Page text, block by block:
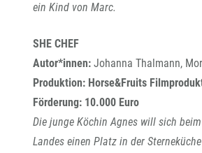
ein Kind von Marc.
SHE CHEF
Autor*innen: Johanna Thalmann,
Produktion: Horse&Fruits
Förderung: 10.000 Euro
Die junge Köchin Agnes will sich
Landes einen Platz in der